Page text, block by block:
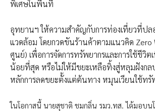
พิเศษในพื้นที่
อุทยานฯ ให้ความสำคัญกับการท่องเที่ยวที่ปล
แวดล้อม โดยกวดขันร้านค้าตามแนวคิด Zero
ศูนย์) เพื่อการจัดการทรัพยากรและการใช้ชีวิต
น้อยที่สุด หรือไม่ให้มีขยะเหลือทิ้งสู่หลุมฝังกลบ
หลักการลดขยะตั้งแต่ต้นทาง หมุนเวียนใช้ทรั
ในโอกาสนี้ นายสุชาติ ชมกลิ่น รมว.ทส. ได้มอบน